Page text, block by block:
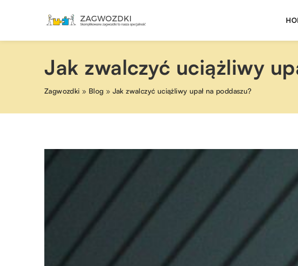
Jak zwalczyć uciążliwy
Zagwozdki » Blog » Jak zwalczyć uciążliwy upał na poddaszu?